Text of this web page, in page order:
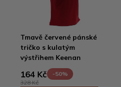
Tmavě červené pánské
tričko s kulatým
výstřihem Keenan
164 Kč
-50%
328 Kč